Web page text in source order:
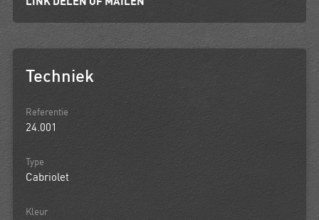
Techniek
Referentie
24.001
Type
Cabriolet
Kleur